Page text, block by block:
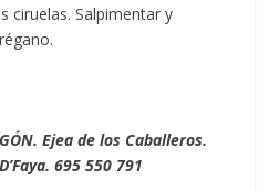
ciruelas. Salpimentar y
Ejea de los Caballeros.
695 550 791